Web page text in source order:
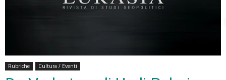
Rubriche Cultura / Eventi